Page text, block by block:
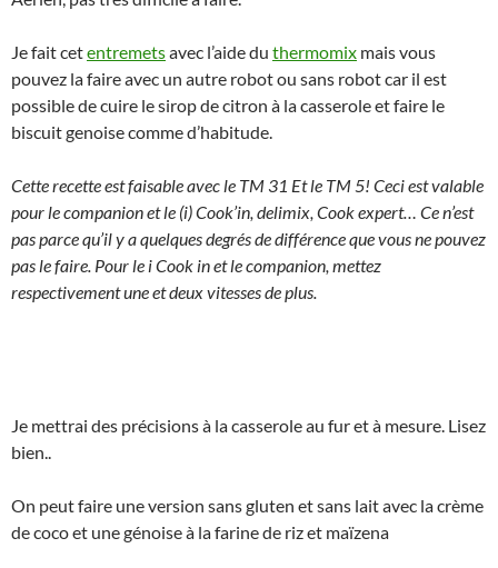
Je fait cetentremetsavec l’aide du thermomix mais vous
pouvez la faire avec un autre robot ou sans robot car il est
possible de cuire le sirop de citron à la casserole et faire le
biscuit genoise comme d’habitude.
Cette recette est faisable avec le TM 31 Et le TM 5! Ceci est valable
pour le companion et le (i) Cook’in, delimix, Cook expert… Ce n’est
pas parce qu’il y a quelques degrés de différence que vous ne pouvez
pas le faire. Pour le i Cook in et le companion, mettez
respectivement une et deux vitesses de plus.
Je mettrai des précisions à la casserole au fur et à mesure. Lisez
bien..
On peut faire une version sans gluten et sans lait avec la crème
de coco et une génoise à la farine de riz et maïzena